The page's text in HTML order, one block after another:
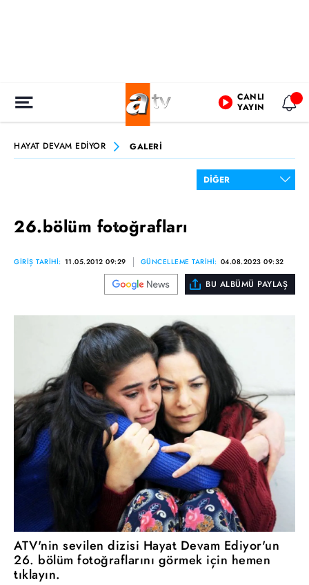
CANLI
YAYIN
HAYAT DEVAM EDİYOR GALERİ
26.bölüm fotoğrafları
GİRİŞ TARİHİ: 11.05.2012 09:29 GÜNCELLEME TARİHİ: 04.08.2023 09:32
BU ALBÜMÜ PAYLAŞ
ATV'nin sevilen dizisi Hayat Devam Ediyor'un
26. bölüm fotoğraflarını görmek için hemen
tıklayın.